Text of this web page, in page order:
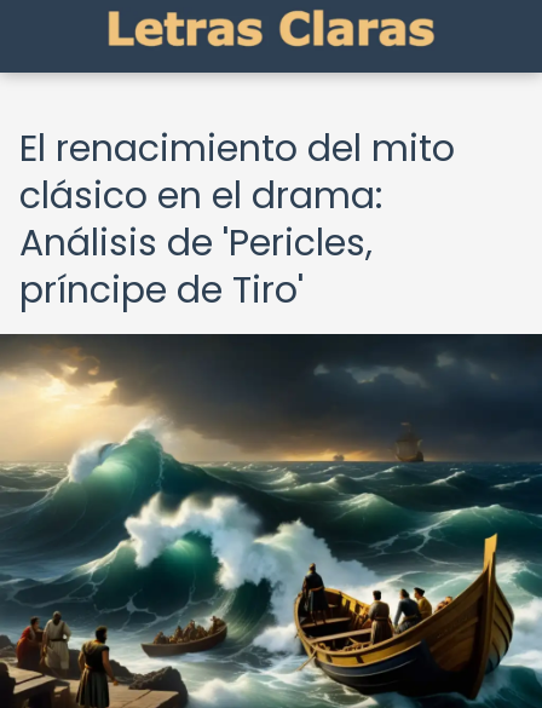
El renacimiento del mito
clásico en el drama:
Análisis de 'Pericles,
príncipe de Tiro'